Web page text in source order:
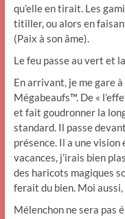
qu’elle en tirait. Les
titiller, ou alors en
(Paix à son âme).
Le feu passe au vert et
En arrivant, je me gare
Mégabeaufs™. De «
et fait goudronner la
standard. Il passe
présence. Il a une
vacances, j’irais bien
des haricots magiques
ferait du bien. Moi
Mélenchon ne sera pas